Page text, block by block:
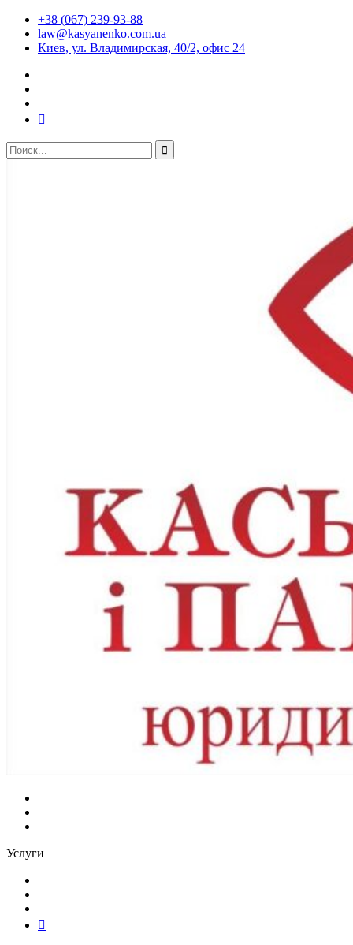
+38 (067) 239-93-88
law@kasyanenko.com.ua
Киев, ул. Владимирская, 40/2, офис 24
Услуги